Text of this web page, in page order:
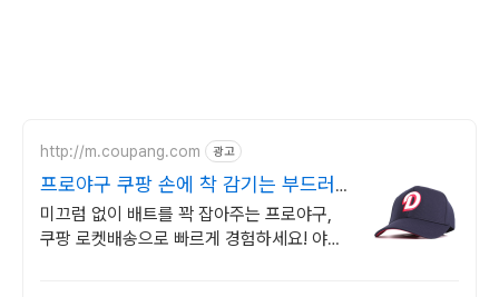
http://m.coupang.com 광고
프로야구 쿠팡 손에 착 감기는 부드러
움
미끄럼 없이 배트를 꽉 잡아주는 프로야구,
쿠팡 로켓배송으로 빠르게 경험하세요! 야구